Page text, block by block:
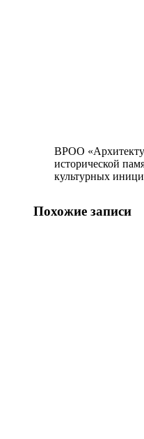
ВРОО
исторической
культурных
Похожие записи